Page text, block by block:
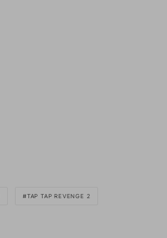
TAP TAP REVENGE 2